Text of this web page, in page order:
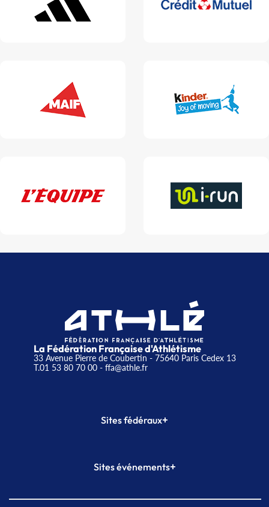
La Fédération Française d'Athlétisme
33 Avenue Pierre de Coubertin - 75640 Paris Cedex 13
T.01 53 80 70 00- ffa@athle.fr
Sites fédéraux+
Plateforme Formation
Sites événements+
Meeting de Paris indoor